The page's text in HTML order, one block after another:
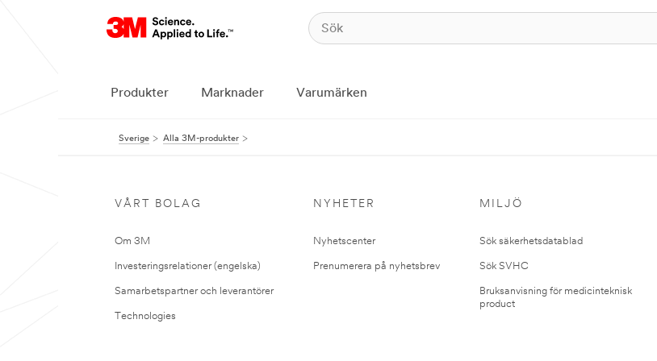
Produkter Marknader Varumärken
Sverige Alla 3M-produkter
VÅRT BOLAG
Om 3M
Investeringsrelationer (engelska)
Samarbetspartner och leverantörer
Technologies
NYHETER
Nyhetscenter
Prenumerera på nyhetsbrev
MILJÖ
Sök säkerhetsdatablad
Sök SVHC
Bruksanvisning för medicinteknisk
product